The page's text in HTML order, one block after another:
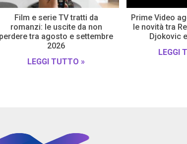
Film e serie TV tratti da
romanzi: le uscite da non
perdere tra agosto e settembre
2026
LEGGI TUTTO »
Prime Video
le novità tra
Djokovic
LEGGI